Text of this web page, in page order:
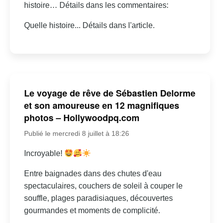
histoire… Détails dans les commentaires:
Quelle histoire... Détails dans l'article.
Le voyage de rêve de Sébastien Delorme
et son amoureuse en 12 magnifiques
photos – Hollywoodpq.com
Publié le mercredi 8 juillet à 18:26
Incroyable!
Entre baignades dans des chutes d'eau
spectaculaires, couchers de soleil à couper le
souffle, plages paradisiaques, découvertes
gourmandes et moments de complicité.